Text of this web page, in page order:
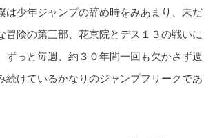
は少年ジャンプの辞め時をみあまり、未だ
冒険の第三部、花京院とデス１３の戦いに
ずっと毎週、約３０年間一回も欠かさず週
続けているかなりのジャンプフリークであ